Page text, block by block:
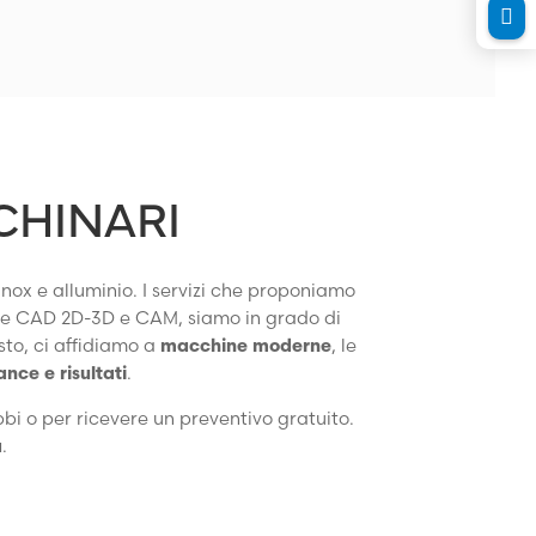
e alluminio. I servizi che proponiamo
CAD 2D-3D e CAM, siamo in grado di
ci affidiamo a macchine moderne, le
e risultati.
o per ricevere un preventivo gratuito.
.
